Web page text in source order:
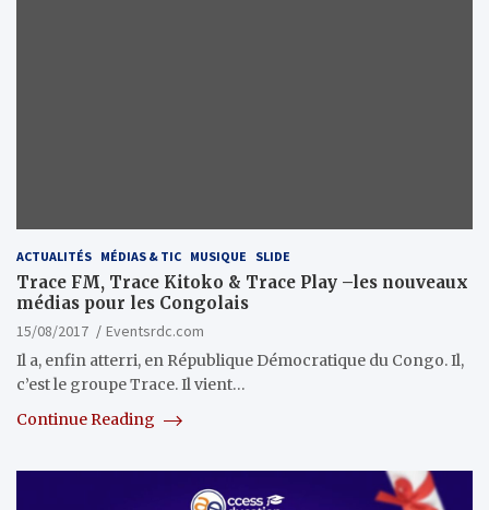
ACTUALITÉS MÉDIAS & TIC MUSIQUE SLIDE
Trace FM, Trace Kitoko & Trace Play –les nouveaux
médias pour les Congolais
15/08/2017
Eventsrdc.com
Il a, enfin atterri, en République Démocratique du Congo. Il,
c’est le groupe Trace. Il vient…
Continue Reading